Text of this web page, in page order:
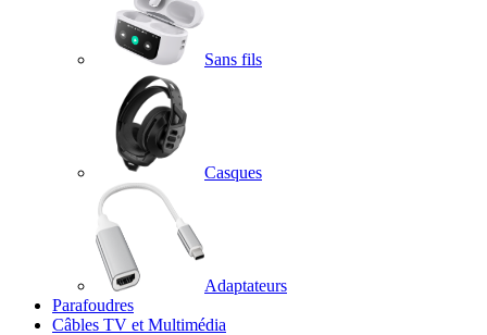
Sans fils
Casques
Adaptateurs
Parafoudres
Câbles TV et Multimédia